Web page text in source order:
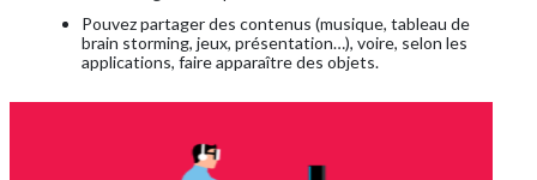
Pouvez partager des contenus (musique, tableau de
brain storming, jeux, présentation…), voire, selon les
applications, faire apparaître des objets.